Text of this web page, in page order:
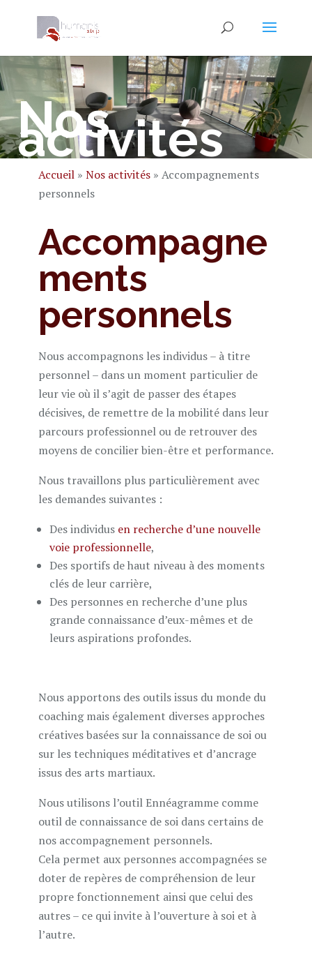
Nos
activités
Accueil» Nos activités» Accompagnements
personnels
Accompagne
ments
personnels
Nous accompagnons les individus – à titre
personnel – dans un moment particulier de
leur vie où il s’agit de passer des étapes
décisives, de remettre de la mobilité dans leur
parcours professionnel ou de retrouver des
moyens de concilier bien-être et performance.
Nous travaillons plus particulièrement avec
les demandes suivantes :
Des individus en recherche d’une nouvelle
voie professionnelle,
Des sportifs de haut niveau à des moments
clés de leur carrière,
Des personnes en recherche d’une plus
grande connaissance d’eux-mêmes et de
leurs aspirations profondes.
Nous apportons des outils issus du monde du
coaching mais également diverses approches
créatives basées sur la connaissance de soi ou
sur les techniques méditatives et d’ancrage
issus des arts martiaux.
Nous utilisons l’outil Ennéagramme comme
outil de connaissance de soi dans certains de
nos accompagnement personnels.
Cela permet aux personnes accompagnées se
doter de repères de compréhension de leur
propre fonctionnement ainsi que celui des
autres – ce qui invite à l’ouverture à soi et à
l’autre.